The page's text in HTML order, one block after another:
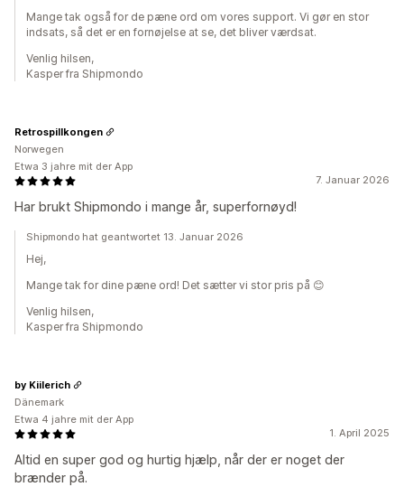
Mange tak også for de pæne ord om vores support. Vi gør en stor
indsats, så det er en fornøjelse at se, det bliver værdsat.
Venlig hilsen,
Kasper fra Shipmondo
7. Januar 2026
Har brukt Shipmondo i mange år, superfornøyd!
Retrospillkongen
Norwegen
Etwa 3 jahre mit der App
Shipmondo hat geantwortet 13. Januar 2026
Hej,
Mange tak for dine pæne ord! Det sætter vi stor pris på 😊
Venlig hilsen,
Kasper fra Shipmondo
1. April 2025
Altid en super god og hurtig hjælp, når der er noget der
brænder på.
by Kiilerich
Dänemark
Etwa 4 jahre mit der App